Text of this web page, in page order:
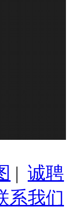
| 诚聘
系我们